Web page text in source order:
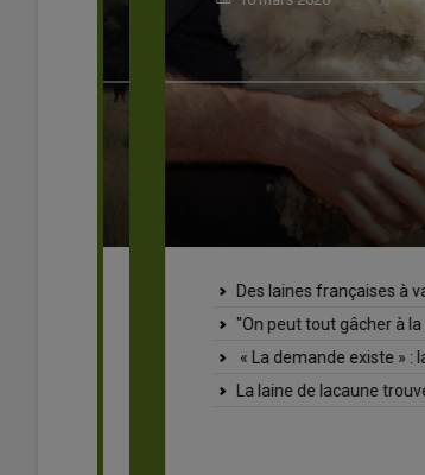
Des laines françaises à
"On peut tout gâcher à la récolte" :
« La demande existe » : la laine, un
La laine de lacaune trouve